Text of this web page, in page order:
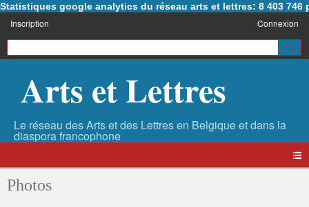
Statistiques google analytics du réseau arts et lettres: 8 403 746
Inscription Connexion
Arts et Lettres
Photos